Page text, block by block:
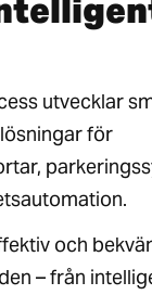
utvecklar
för
och
– från